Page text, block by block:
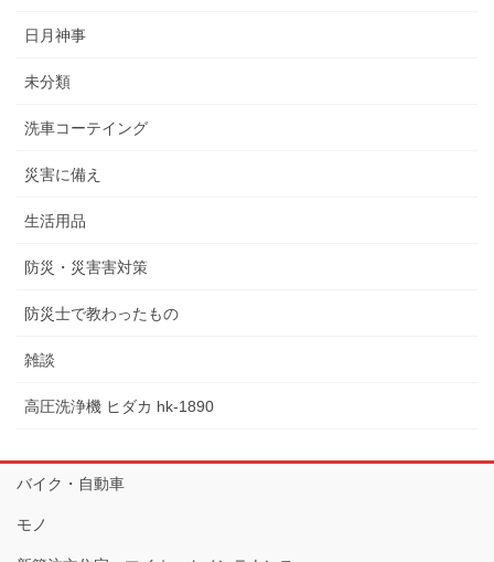
日月神事
未分類
洗車コーテイング
災害に備え
生活用品
防災・災害害対策
防災士で教わったもの
雑談
高圧洗浄機 ヒダカ hk-1890
バイク・自動車
モノ